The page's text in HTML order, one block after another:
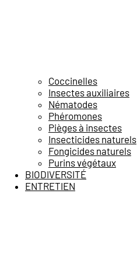
Coccinelles
Insectes auxiliaires
Nématodes
Phéromones
Pièges à insectes
Insecticides naturels
Fongicides naturels
Purins végétaux
BIODIVERSITÉ
ENTRETIEN